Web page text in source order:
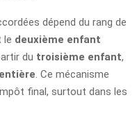
dépend du rang de
le deuxième enfant
du troisième enfant,
. Ce mécanisme
final, surtout dans les